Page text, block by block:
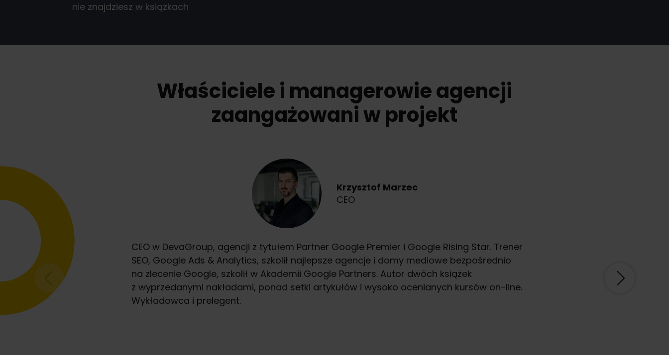
nie znajdziesz w książkach
Właściciele i managerowie agencji
zaangażowani w projekt
Krzysztof Marzec
CEO
CEO w DevaGroup, agencji z tytułem Partner Google Premier i Google Rising Star. Trener
SEO, Google Ads & Analytics, szkolił najlepsze agencje i domy mediowe bezpośrednio
na zlecenie Google, szkolił w Akademii Google Partners. Autor dwóch książek
z wyprzedanymi nakładami, ponad setki artykułów i wysoko ocenianych kursów on-line.
Wykładowca i prelegent.